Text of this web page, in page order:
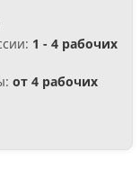
1 - 4 рабочих
от 4 рабочих